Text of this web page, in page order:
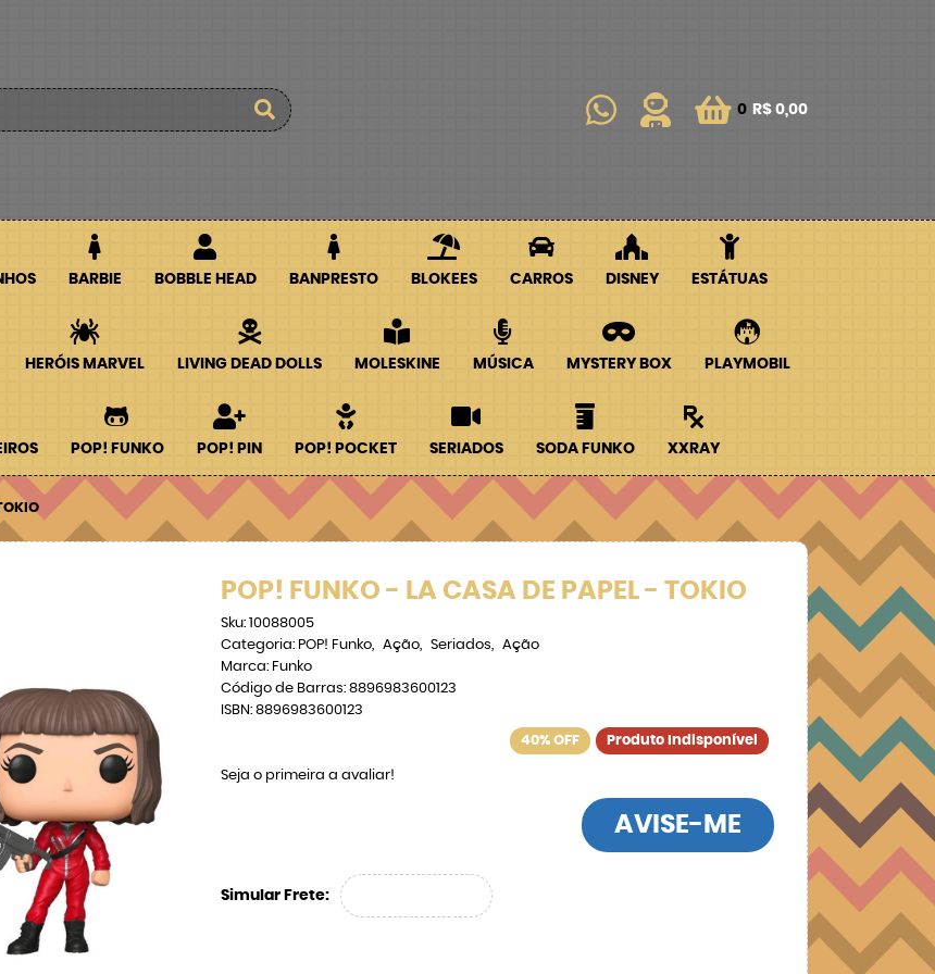
0 R$ 0,00
BARBIE BOBBLE HEAD BANPRESTO BLOKEES CARROS DISNEY ESTÁTUAS
HERÓIS MARVEL LIVING DEAD DOLLS MOLESKINE MÚSICA MYSTERY BOX PLAYMOBIL
POP! FUNKO POP! PIN POP! POCKET SERIADOS SODA FUNKO XXRAY
POP! FUNKO - LA CASA DE PAPEL - TOKIO
Sku: 10088005
Categoria: POP! Funko Ação Seriados
Ação
Marca: Funko
Código de Barras: 8896983600123
ISBN: 8896983600123
40% OFF Produto Indisponível
Seja o primeira a avaliar!
AVISE-ME
Simular Frete: